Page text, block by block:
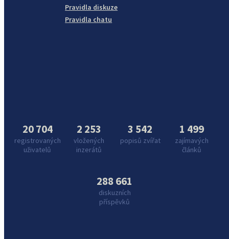
Pravidla diskuze
Pravidla chatu
20 704
registrovaných
uživatelů
2 253
vložených
inzerátů
3 542
popisů zvířat
1 499
zajímavých
článků
288 661
diskuzních
příspěvků